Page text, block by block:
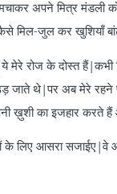
अपने मित्र मंडली
मिल-जुल कर खुशियाँ
मेरे रोज के दोस्त
जाते थे|पर अब मेरे रहने
ख़ुशी का इजहार
के लिए आसरा